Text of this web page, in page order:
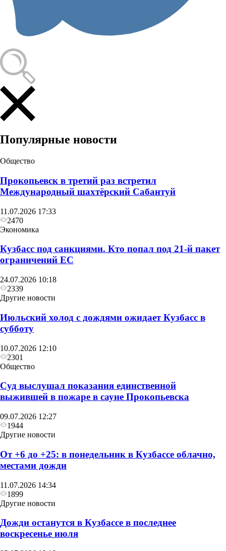
Общество
Глава Прокопьевска рассказал, как
преображается Сквер «Школьный»
Популярные новости
Общество
Прокопьевск в третий раз встретил
Международный шахтёрский Сабантуй
11.07.2026 17:33
2470
Экономика
Кузбасс под санкциями. Кто попал под 21‑й пакет
ограничений ЕС
24.07.2026 10:18
2339
Другие новости
Июльский холод с дождями ожидает Кузбасс в
субботу
10.07.2026 12:10
2301
Общество
Суд выслушал показания единственной
выжившей в пожаре в сауне Прокопьевска
09.07.2026 12:27
1944
Другие новости
От +6 до +25: в понедельник в Кузбассе облачно,
местами дожди
11.07.2026 14:34
1899
Другие новости
Дожди останутся в Кузбассе в последнее
воскресенье июля